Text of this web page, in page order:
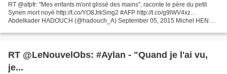
RT @afpfr: "Mes enfants m'ont glissé des mains", raconte le père du petit
Syrien mort noyé http://t.co/YO8JrkSmg2 #AFP http://t.co/g9lWV4xz…
Abdelkader HADOUCH (@hadouch_A) September 05, 2015 Michel HENRY
RT @LeNouvelObs: #Aylan - "Quand je l'ai vu,
je...